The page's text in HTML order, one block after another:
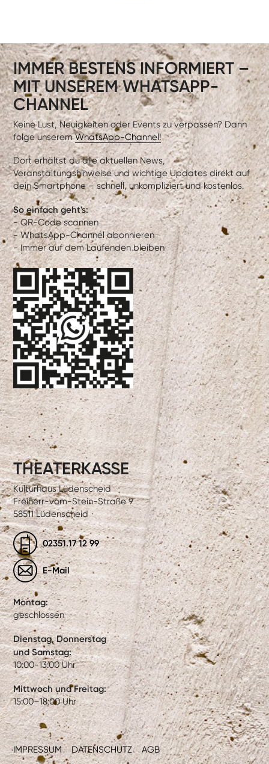
IMMER BESTENS INFORMIERT –
MIT UNSEREM WHATSAPP-
CHANNEL
Keine Lust, Neuigkeiten oder Events zu verpassen? Dann
folge unseremWhatsApp-Channel!
Dort erhältst du alle aktuellen News,
Veranstaltungshinweise und wichtige Updates direkt auf
dein Smartphone – schnell, unkompliziert und kostenlos.
So einfach geht's:
- QR-Code scannen
- WhatsApp-Channel abonnieren
- Immer auf dem Laufenden bleiben
IMPRESSUM DATENSCHUTZ AGB
THEATERKASSE
Kulturhaus Lüdenscheid
Freiherr-vom-Stein-Straße 9
58511 Lüdenscheid
02351.17 12 99
E-Mail
Montag:
geschlossen
Dienstag, Donnerstag
und Samstag:
10:00-13:00 Uhr
Mittwoch und Freitag:
15:00–18:00 Uhr